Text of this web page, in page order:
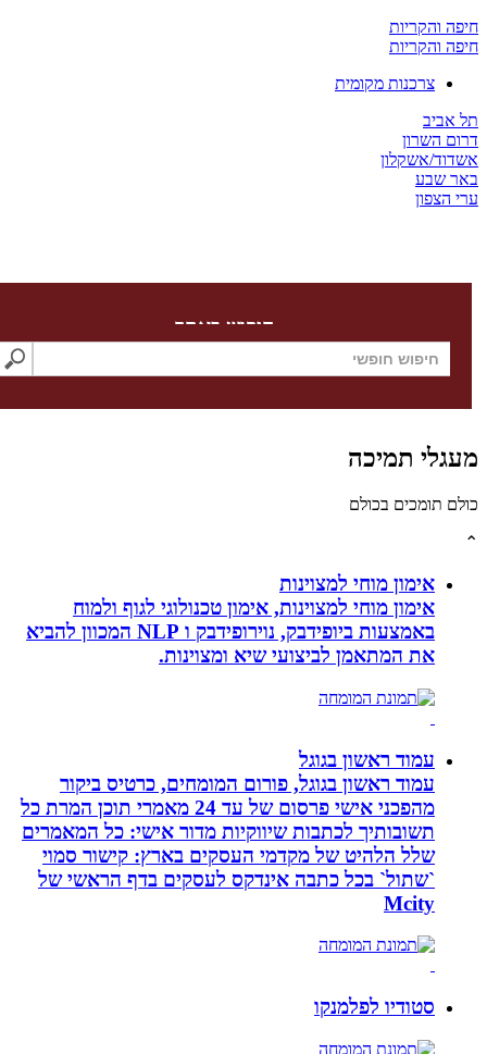
והקריות
והקריות
צרכנות מקומית
אביב
השרון
אשקלון
שבע
הצפון
חיפוש באתר
תמיכה
תומכים בכולם
אימון מוחי למצוינות
אימון מוחי למצוינות, אימון טכנולוגי לגוף ולמוח
באמצעות ביופידבק, נוירופידבק ו NLP המכוון להביא
את המתאמן לביצועי שיא ומצוינות.
עמוד ראשון בגוגל
עמוד ראשון בגוגל, פורום המומחים, כרטיס ביקור
מהפכני אישי פרסום של עד 24 מאמרי תוכן המרת כל
תשובותיך לכתבות שיווקיות מדור אישי: כל המאמרים
שלל הלהיט של מקדמי העסקים בארץ: קישור סמוי
`שתול` בכל כתבה אינדקס לעסקים בדף הראשי של
Mcity
סטודיו לפלמנקו